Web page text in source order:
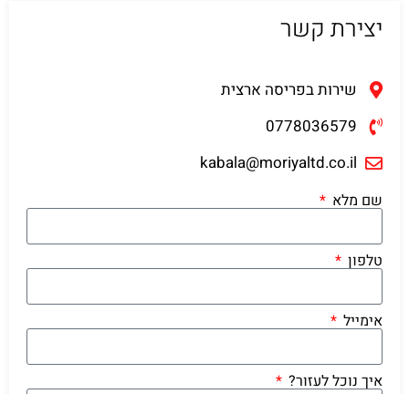
יצירת קשר
שירות בפריסה ארצית
0778036579
kabala@moriyaltd.co.il
שם מלא
טלפון
אימייל
איך נוכל לעזור?